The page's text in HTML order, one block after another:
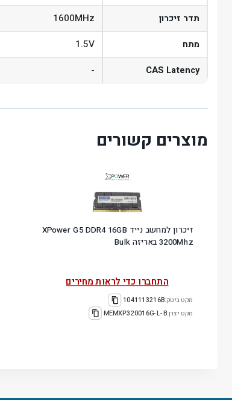
תדר זיכרון 1600MHz
מתח 1.5V
CAS Latency
-
מוצרים קשורים
זיכרון למחשב נייד XPower G5 DDR4 16GB
3200Mhz באריזה Bulk
התחברו כדי לראות מחירים
מקט ביטק:1041113216B
מקט יצרן:MEMXP320016G-L-B